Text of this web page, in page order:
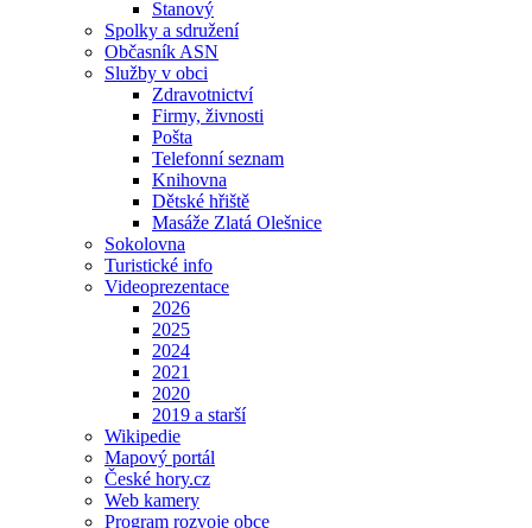
Stanový
Spolky a sdružení
Občasník ASN
Služby v obci
Zdravotnictví
Firmy, živnosti
Pošta
Telefonní seznam
Knihovna
Dětské hřiště
Masáže Zlatá Olešnice
Sokolovna
Turistické info
Videoprezentace
2026
2025
2024
2021
2020
2019 a starší
Wikipedie
Mapový portál
České hory.cz
Web kamery
Program rozvoje obce